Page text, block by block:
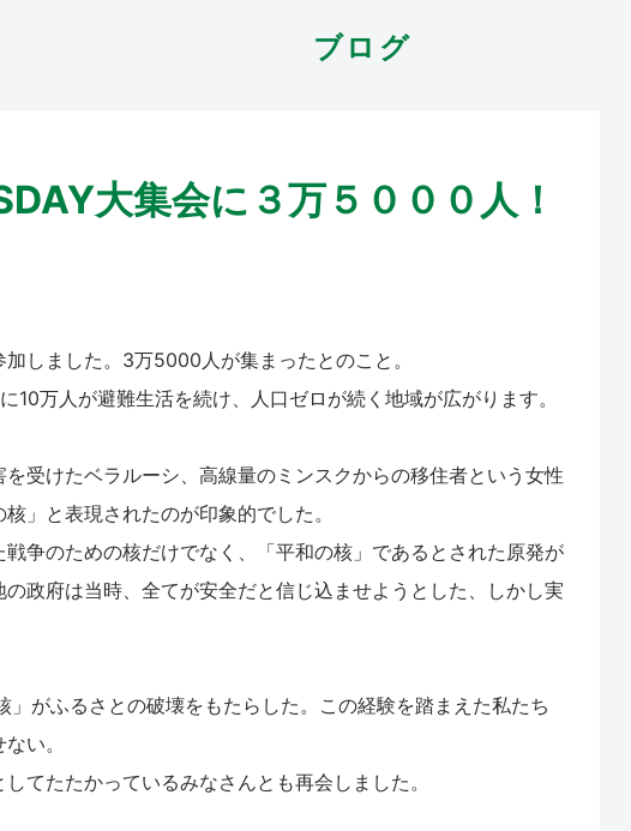
ブログ
大集会に３万５０００人！
しました。3万5000人が集まったとのこと。
10万人が避難生活を続け、人口ゼロが続く地域が広がります。
受けたベラルーシ、高線量のミンスクからの移住者という女性
」と表現されたのが印象的でした。
争のための核だけでなく、「平和の核」であるとされた原発が
政府は当時、全てが安全だと信じ込ませようとした、しかし実
がふるさとの破壊をもたらした。この経験を踏まえた私たち
い。
てたたかっているみなさんとも再会しました。